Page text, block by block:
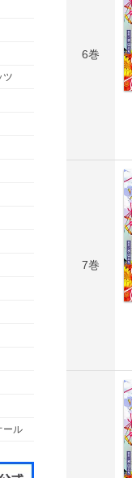
ツ
ール
6巻
7巻